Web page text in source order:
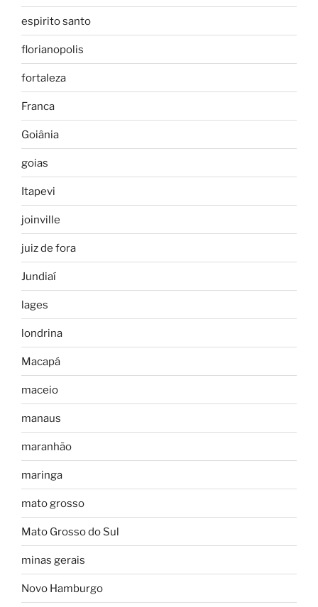
espirito santo
florianopolis
fortaleza
Franca
Goiânia
goias
Itapevi
joinville
juiz de fora
Jundiaí
lages
londrina
Macapá
maceio
manaus
maranhão
maringa
mato grosso
Mato Grosso do Sul
minas gerais
Novo Hamburgo